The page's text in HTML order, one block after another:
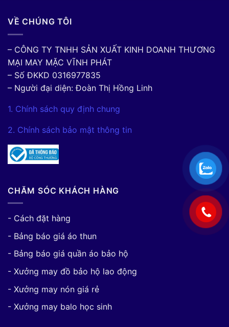
VỀ CHÚNG TÔI
– CÔNG TY TNHH SẢN XUẤT KINH DOANH THƯƠNG
MẠI MAY MẶC VĨNH PHÁT
– Số ĐKKD 0316977835
– Người đại diện: Đoàn Thị Hồng Linh
1. Chính sách quy định chung
2. Chính sách bảo mật thông tin
CHĂM SÓC KHÁCH HÀNG
- Cách đặt hàng
- Bảng báo giá áo thun
- Bảng báo giá quần áo bảo hộ
- Xưởng may đồ bảo hộ lao động
- Xưởng may nón giá rẻ
- Xưởng may balo học sinh